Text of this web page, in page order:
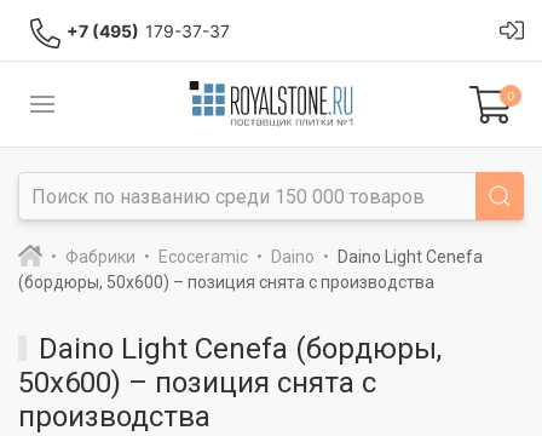
+7 (495) 179-37-37
0
Фабрики Ecoceramic Daino
Daino Light Cenefa
(бордюры, 50x600) – позиция снята с производства
Daino Light Cenefa (бордюры,
50x600) – позиция снята с
производства